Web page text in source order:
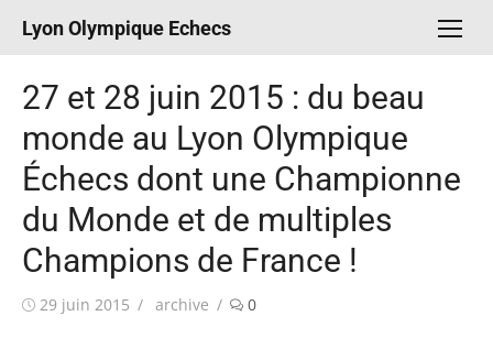
Lyon Olympique Echecs
27 et 28 juin 2015 : du beau
monde au Lyon Olympique
Échecs dont une Championne
du Monde et de multiples
Champions de France !
Publié
29 juin 2015 Auteur/autrice
archive 0